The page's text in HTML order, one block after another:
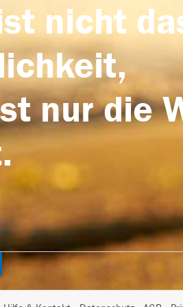
nicht
nur die